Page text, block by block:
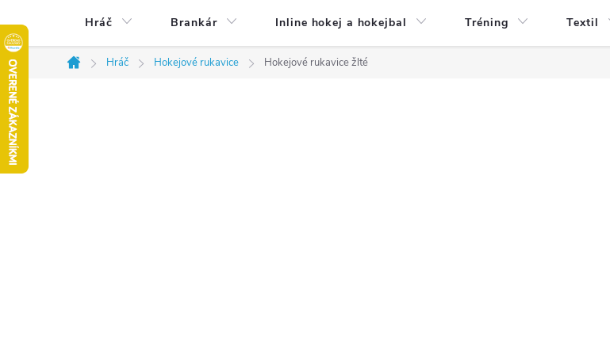
Hráč Brankár Inline hokej a hokejbal Tréning Textil
Domov
Hráč Hokejové rukavice Hokejové rukavice žlté